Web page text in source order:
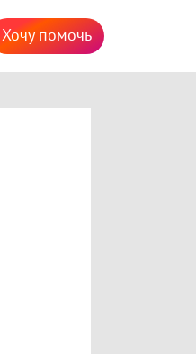
Хочу помочь